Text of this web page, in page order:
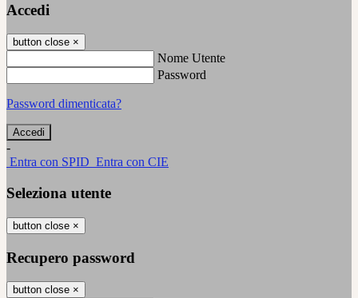
Accedi
button close ×
Nome Utente
Password
Password dimenticata?
-
Entra con SPID Entra con CIE
Seleziona utente
button close ×
Recupero password
button close ×